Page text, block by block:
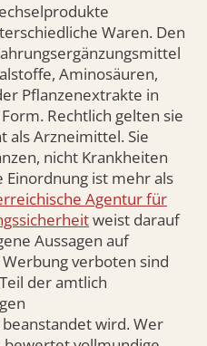
Waren. Den
Aminosäuren,
Pflanzenextrakte in
Rechtlich gelten sie
als Arzneimittel. Sie
nicht Krankheiten
ist mehr als
Agentur für
weist darauf
Aussagen auf
verboten sind
der amtlich
wird. Wer